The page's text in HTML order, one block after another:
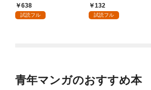
冒険譚～ 1巻
638
試読フル
冒険譚～【分冊版】 1
巻
132
試読フル
青年マンガのおすすめ本